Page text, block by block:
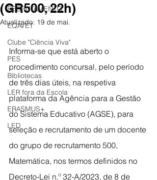
RECRUTAMENTO
EQAVET
Clube "Ciência Viva"
PES
Bibliotecas
LER fora da Escola
ERASMUS+
LED
(GR500, 22h)
Atualizado: 19 de mai.
Informa-se que está aberto o
procedimento concursal, pelo período
de três dias úteis, na respetiva
plataforma da Agência para a Gestão
do Sistema Educativo (AGSE), para
seleção e recrutamento de um docente
do grupo de recrutamento 500,
Matemática, nos termos definidos no
Decreto-Lei n.º 32-A/2023, de 8 de